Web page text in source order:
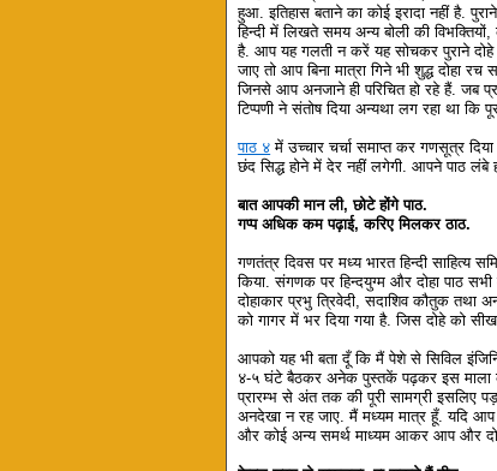
हुआ. इतिहास बताने का कोई इरादा नहीं है.
हिन्दी में लिखते समय अन्य बोली की विभक्तियों,
है. आप यह गलती न करें यह सोचकर पुराने
जाए तो आप बिना मात्रा गिने भी शुद्ध दोहा
जिनसे आप अनजाने ही परिचित हो रहे हैं. जब
टिप्पणी ने संतोष दिया अन्यथा लग रहा था कि
पाठ ४ में उच्चार चर्चा समाप्त कर गणसूत्र
छंद सिद्ध होने में देर नहीं लगेगी. आपने पाठ लंबे
बात आपकी मान ली, छोटे होंगे पाठ.
गप्प अधिक कम पढ़ाई, करिए मिलकर ठाठ.
गणतंत्र दिवस पर मध्य भारत हिन्दी साहित्य
किया. संगणक पर हिन्दयुग्म और दोहा पाठ सभी
दोहाकार प्रभु त्रिवेदी, सदाशिव कौतुक तथा
को गागर में भर दिया गया है. जिस दोहे को
आपको यह भी बता दूँ कि मैं पेशे से सिविल
४-५ घंटे बैठकर अनेक पुस्तकें पढ़कर इस माला की
प्रारम्भ से अंत तक की पूरी सामग्री इसलिए
अनदेखा न रह जाए. मैं मध्यम मात्र हूँ. यदि
और कोई अन्य समर्थ माध्यम आकर आप और